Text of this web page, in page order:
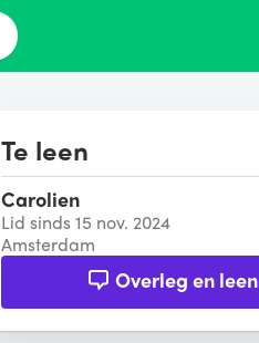
Te leen
Carolien
Lid sinds 15 nov. 2024
Amsterdam
Overleg en leen